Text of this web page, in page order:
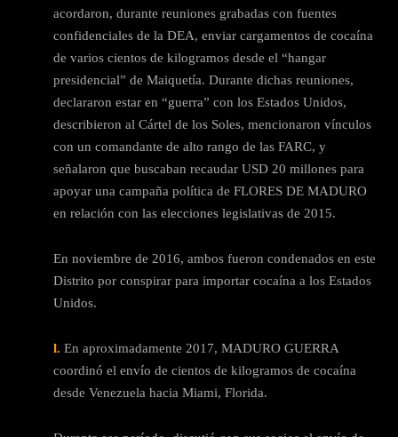
acordaron, durante reuniones grabadas con fuentes
confidenciales de la DEA, enviar cargamentos de cocaína
de varios cientos de kilogramos desde el “hangar
presidencial” de Maiquetía. Durante dichas reuniones,
declararon estar en “guerra” con los Estados Unidos,
describieron al Cártel de los Soles, mencionaron vínculos
con un comandante de alto rango de las FARC, y
señalaron que buscaban recaudar USD 20 millones para
apoyar una campaña política de FLORES DE MADURO
en relación con las elecciones legislativas de 2015.
En noviembre de 2016, ambos fueron condenados en este
Distrito por conspirar para importar cocaína a los Estados
Unidos.
l. En aproximadamente 2017, MADURO GUERRA
coordinó el envío de cientos de kilogramos de cocaína
desde Venezuela hacia Miami, Florida.